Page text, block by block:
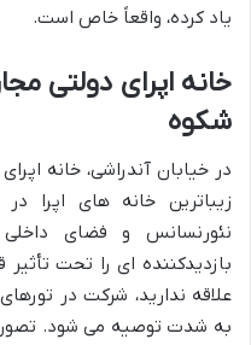
یاد کرده، واقعاً خاص است.
خانه اپرای دولتی
شکوه
در خیابان آندراشی، خانه
زیباترین خانه های اپرا
نئورنسانس و فضای
بازدیدکننده ای را تحت تأثیر
علاقه ندارید، شرکت در
به شدت توصیه می شود. تصور